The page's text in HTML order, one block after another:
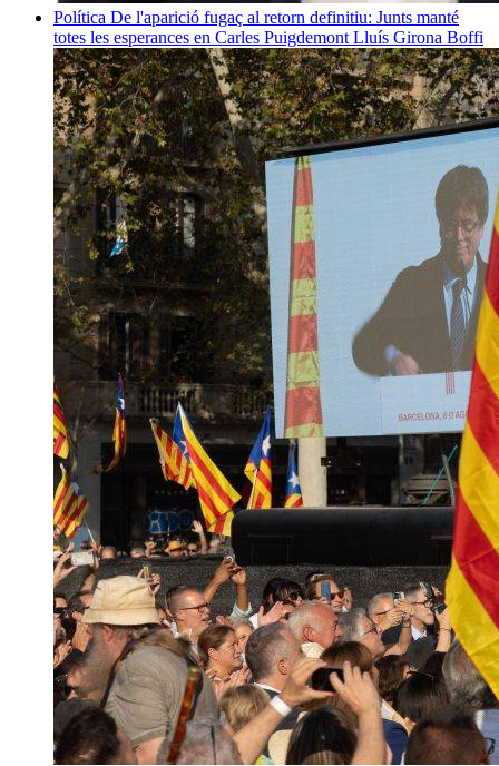
Política De l'aparició fugaç al retorn definitiu: Junts manté
totes les esperances en Carles Puigdemont Lluís Girona Boffi